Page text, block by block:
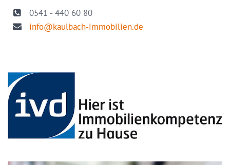
0541 - 440 60 80
info@kaulbach-immobilien.de